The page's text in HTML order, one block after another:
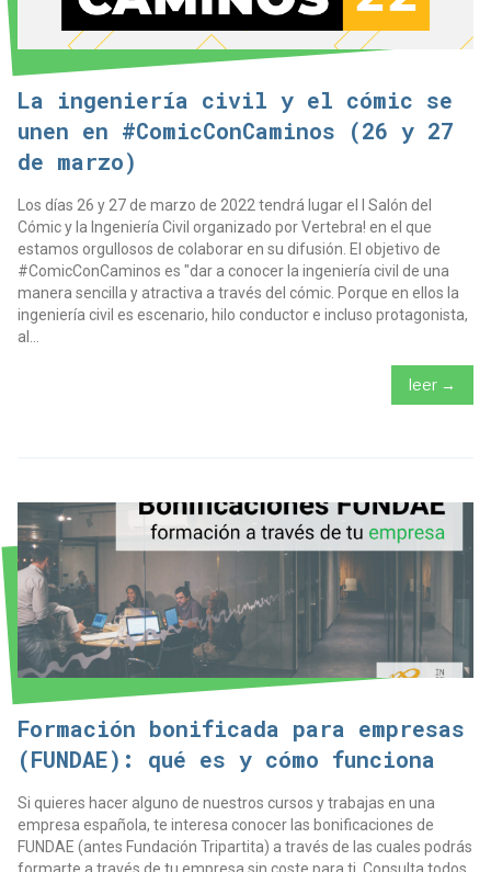
La ingeniería civil y el cómic se
unen en #ComicConCaminos (26 y 27
de marzo)
Los días 26 y 27 de marzo de 2022 tendrá lugar el I Salón del
Cómic y la Ingeniería Civil organizado por Vertebra! en el que
estamos orgullosos de colaborar en su difusión. El objetivo de
#ComicConCaminos es "dar a conocer la ingeniería civil de una
manera sencilla y atractiva a través del cómic. Porque en ellos la
ingeniería civil es escenario, hilo conductor e incluso protagonista,
al...
leer →
Formación bonificada para empresas
(FUNDAE): qué es y cómo funciona
Si quieres hacer alguno de nuestros cursos y trabajas en una
empresa española, te interesa conocer las bonificaciones de
FUNDAE (antes Fundación Tripartita) a través de las cuales podrás
formarte a través de tu empresa sin coste para ti. Consulta todos